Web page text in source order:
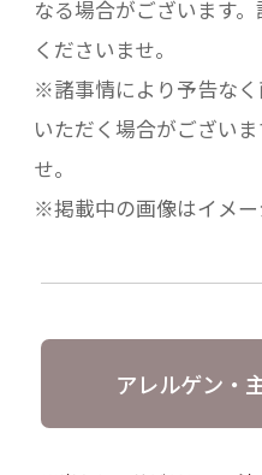
なる場合がございます
くださいませ。
※諸事情により予告な
いただく場合がござい
せ。
※掲載中の画像はイメー
アレルゲン・